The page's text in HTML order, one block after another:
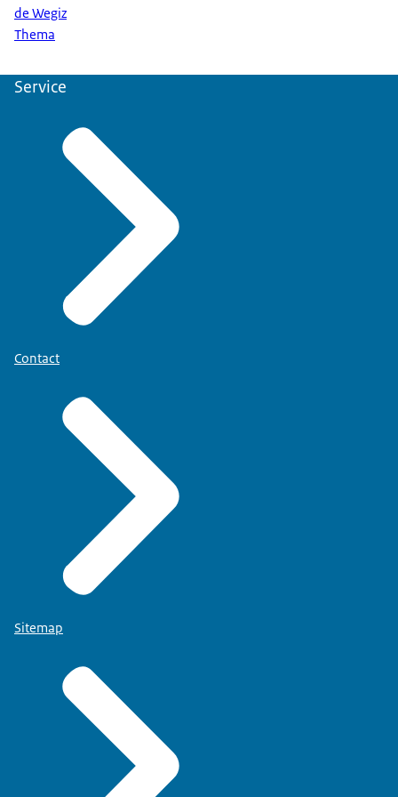
de Wegiz
Thema
Service
Contact
Sitemap